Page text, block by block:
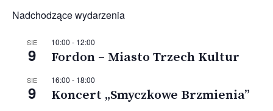
Nadchodzące wydarzenia
SIE
9
10:00 - 12:00
Fordon – Miasto Trzech Kultur
SIE
9
16:00 - 18:00
Koncert „Smyczkowe Brzmienia”